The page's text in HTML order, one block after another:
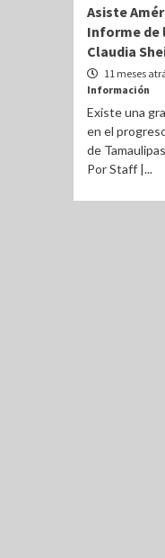
Asiste
Informe de
Claudia
11 meses
Información
Existe una
en el
de
Por Staff |...